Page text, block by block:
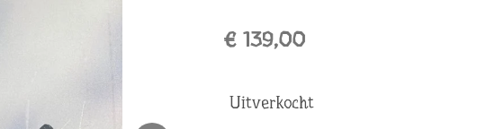
€ 139,00
Uitverkocht